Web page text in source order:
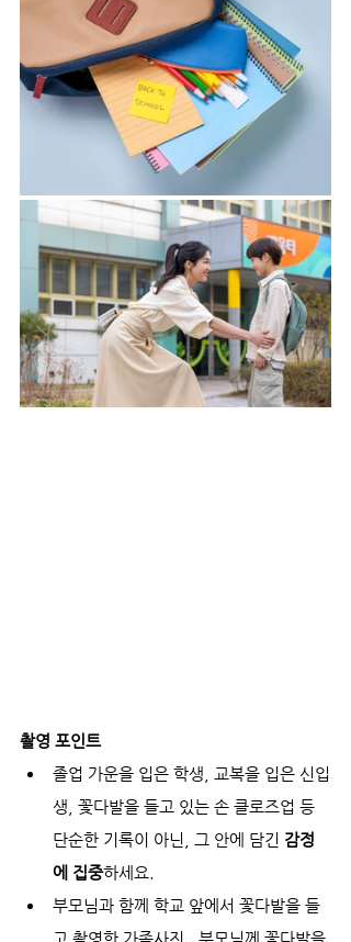
촬영 포인트
졸업 가운을 입은 학생, 교복을 입은 신입
생, 꽃다발을 들고 있는 손 클로즈업 등
단순한 기록이 아닌, 그 안에 담긴 감정
에 집중하세요.
부모님과 함께 학교 앞에서 꽃다발을 들